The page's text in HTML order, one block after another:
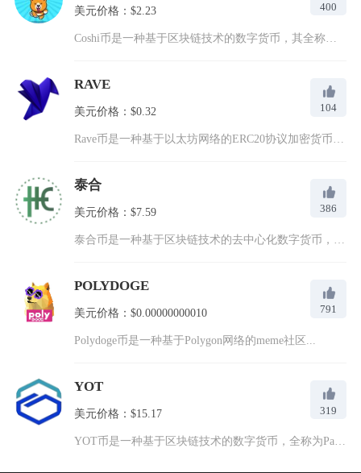
美元价格：$2.23 400
Coshi币是一种基于区块链技术的数字货币，其全称为Cont...
RAVE
美元价格：$0.32 104
泰合
美元价格：$7.59 386
POLYDOGE
美元价格：$0.00000000010 791
Polydoge币是一种基于Polygon网络的meme社区...
YOT
美元价格：$15.17 319